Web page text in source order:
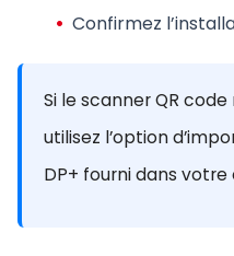
Confirmez
Si le scanner QR
utilisez l’option
DP+ fourni dans votre